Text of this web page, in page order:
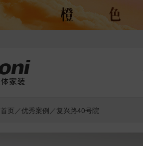
首页 ／优秀案例 ／复兴路40号院